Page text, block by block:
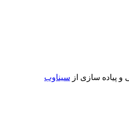
پیاده سازی از سیناوب